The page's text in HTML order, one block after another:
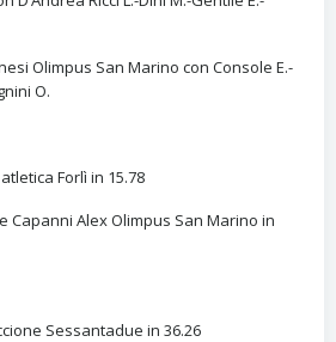
Olimpus San Marino con Console E.-
O.
Forlì in 15.78
Capanni Alex Olimpus San Marino in
Sessantadue in 36.26